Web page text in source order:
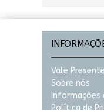
Vale Presente
Sobre nós
Informações
Política de